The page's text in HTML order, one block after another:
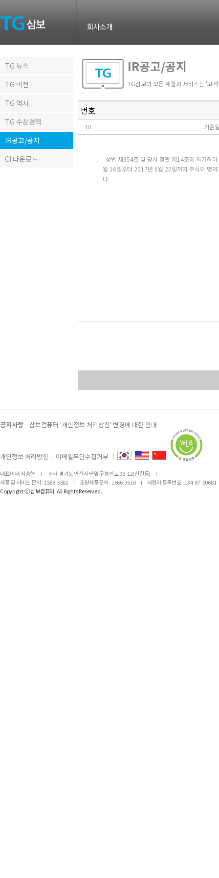
TG 뉴스
TG 비전
TG 역사
TG 수상경력
IR공고/공지
CI 다운로드
IR공고/공지
TG삼보의 모든 제품과 서비스는 '고
번호
10 기준
상법 제354조 및 당사 정관 제14조에 의거하
월 16일부터 2017년 6월 20일까지 주식의 명
다.
공지사항 삼보컴퓨터 '개인정보 처리방침' 변경에 대한 안내
개인정보 처리방침 ㅣ 이메일무단수집거부 ㅣ
대표이사:지승현 I 본사:경기도 안산시 단원구 능안로 98-12(신길동)
I
제품 및 서비스 문의 : 1588-3582
I 조달제품문의 : 1666-3510 I
사업자 등록번호 : 134-87-00681
Copyright ⓒ 삼보컴퓨터. All Rights Reserved.